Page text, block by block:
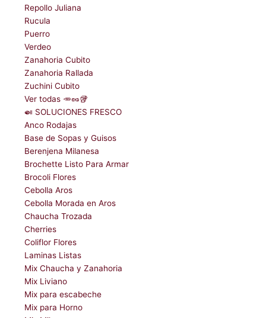
Repollo Juliana
Rucula
Puerro
Verdeo
Zanahoria Cubito
Zanahoria Rallada
Zuchini Cubito
Ver todas 🥕🥜🥡
🍛 SOLUCIONES FRESCO
Anco Rodajas
Base de Sopas y Guisos
Berenjena Milanesa
Brochette Listo Para Armar
Brocoli Flores
Cebolla Aros
Cebolla Morada en Aros
Chaucha Trozada
Cherries
Coliflor Flores
Laminas Listas
Mix Chaucha y Zanahoria
Mix Liviano
Mix para escabeche
Mix para Horno